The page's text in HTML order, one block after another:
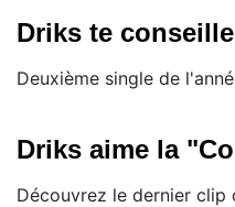
Driks te
Deuxième single de
Driks aime la
Découvrez le dernier clip